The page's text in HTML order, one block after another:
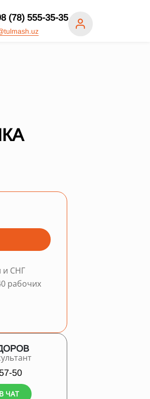
(78) 555-35-35
и СНГ
рабочих
50
ЧАТ